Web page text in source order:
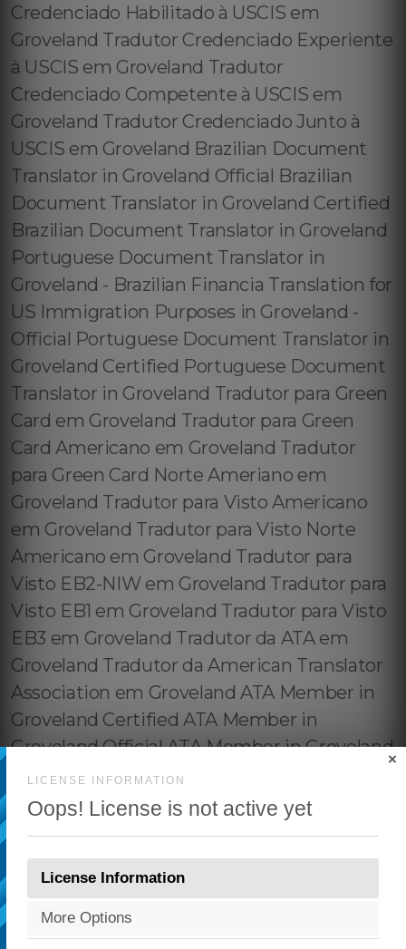
LICENSE INFORMATION
Oops! License is not active yet
×
License Information
More Options